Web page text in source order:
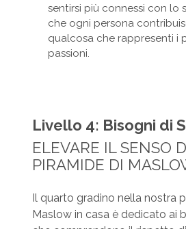
sentirsi più connessi con lo
che ogni persona
qualcosa che rappresenti i
passioni.
Livello 4: Bisogni di
ELEVARE IL SENSO
PIRAMIDE DI
Il quarto gradino nella nostra
Maslow in casa è dedicato ai